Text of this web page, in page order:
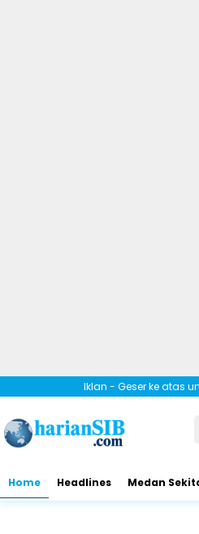
Iklan - Geser ke atas
Home Headlines Medan